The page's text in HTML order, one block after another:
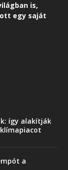
is,
egy saját
így alakítják
a